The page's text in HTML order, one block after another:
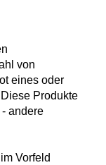
von
eines oder
Produkte
andere
Vorfeld